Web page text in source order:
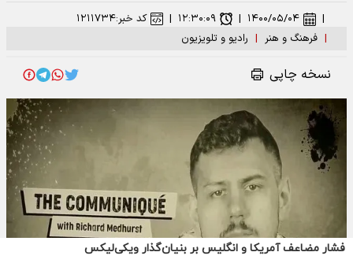
فشار مضاعف آمریکا و انگلیس بر بنیان‌گذار ویکی‌لیکس